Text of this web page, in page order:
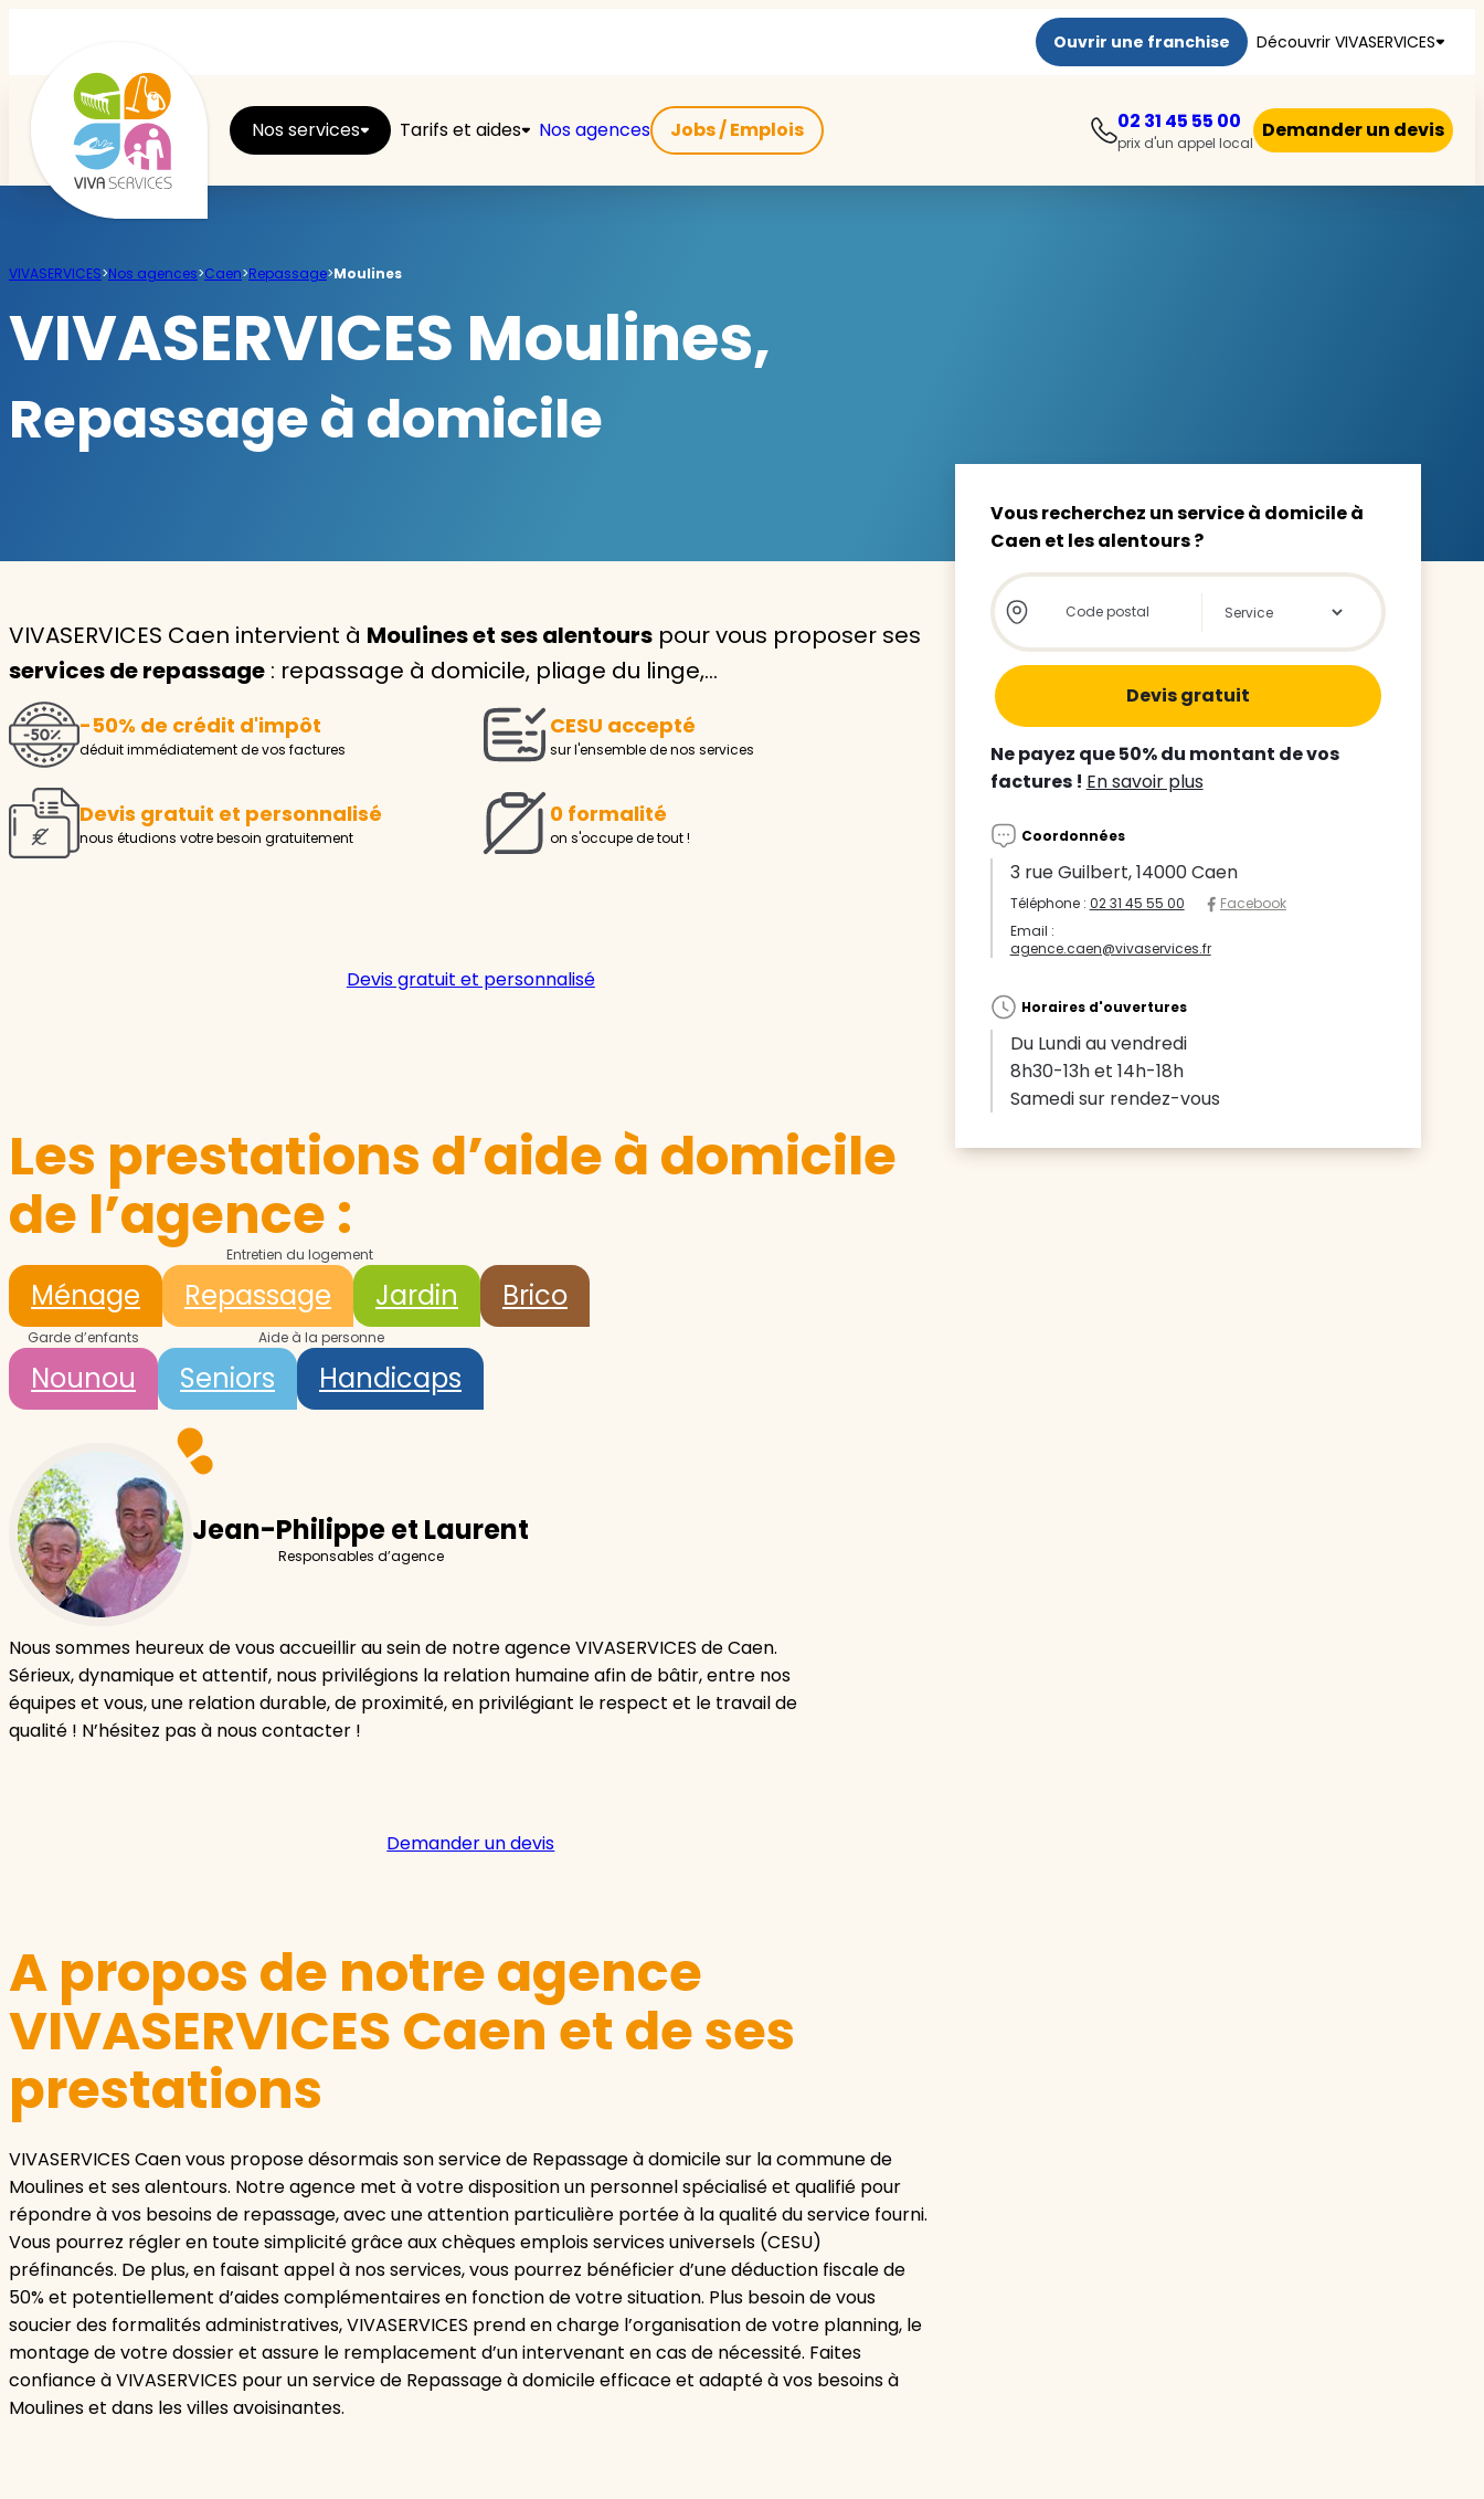
Ouvrir une franchise Découvrir VIVASERVICES
Nos services Tarifs et aides Nos agences Jobs / Emplois 02 31 45 55 00
prix d'un appel local
Demander un devis
Repassage
Jardin
Aide à la personne
Seniors
Handicaps
Avec VIVASERVICES, trouvez le
service à domicile qui vous
correspond !
Pour l’entretien de votre logement, la garde de votre enfant
ou l’accompagnement d’un parent, nos intervenants à
domicile sont là pour vous épauler.
Trouver mon agence
VIVASERVICES>Nos agences>Caen>Repassage>Moulines
VIVASERVICES Moulines,
Repassage à domicile
VIVASERVICES Caen intervient à Moulines et ses alentours pour vous proposer ses
services de repassage : repassage à domicile, pliage du linge,…
-50% de crédit d'impôt
déduit immédiatement de vos factures
CESU accepté
sur l'ensemble de nos services
Devis gratuit et personnalisé
nous étudions votre besoin gratuitement
0 formalité
on s'occupe de tout !
Devis gratuit et personnalisé
Les prestations d’aide à domicile
de l’agence :
Entretien du logement
Ménage Repassage Jardin Brico
Garde d’enfants
Nounou
Aide à la personne
Seniors Handicaps
Jean-Philippe et Laurent
Responsables d’agence
Nous sommes heureux de vous accueillir au sein de notre agence VIVASERVICES de Caen.
Sérieux, dynamique et attentif, nous privilégions la relation humaine afin de bâtir, entre nos
équipes et vous, une relation durable, de proximité, en privilégiant le respect et le travail de
qualité ! N’hésitez pas à nous contacter !
Demander un devis
A propos de notre agence
VIVASERVICES Caen et de ses
prestations
VIVASERVICES Caen vous propose désormais son service de Repassage à domicile sur la commune de
Moulines et ses alentours. Notre agence met à votre disposition un personnel spécialisé et qualifié pour
répondre à vos besoins de repassage, avec une attention particulière portée à la qualité du service fourni.
Vous pourrez régler en toute simplicité grâce aux chèques emplois services universels (CESU)
préfinancés. De plus, en faisant appel à nos services, vous pourrez bénéficier d’une déduction fiscale de
50% et potentiellement d’aides complémentaires en fonction de votre situation. Plus besoin de vous
soucier des formalités administratives, VIVASERVICES prend en charge l’organisation de votre planning, le
montage de votre dossier et assure le remplacement d’un intervenant en cas de nécessité. Faites
confiance à VIVASERVICES pour un service de Repassage à domicile efficace et adapté à vos besoins à
Moulines et dans les villes avoisinantes.
Vous recherchez un service à domicile à
Caen et les alentours ?
Store locator global - Autocompletion
Rechercher
Ne payez que 50% du montant de vos
factures ! En savoir plus
Coordonnées
3 rue Guilbert, 14000 Caen
Téléphone : 02 31 45 55 00
Facebook
Email :
agence.caen@vivaservices.fr
Horaires d'ouvertures
Du Lundi au vendredi
8h30-13h et 14h-18h
Samedi sur rendez-vous